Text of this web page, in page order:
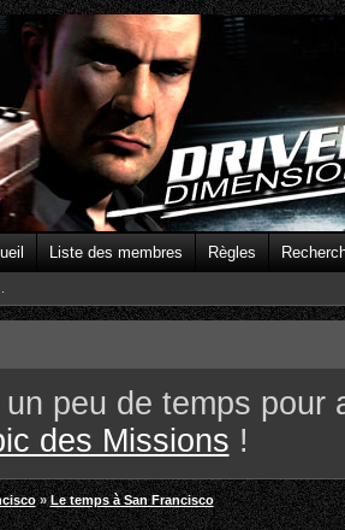
Liste des membres Règles
peu de temps pour
des Missions !
»Le temps à San Francisco